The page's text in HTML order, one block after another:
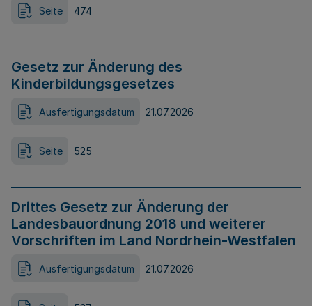
Seite 474
Gesetz zur Änderung des
Kinderbildungsgesetzes
Ausfertigungsdatum 21.07.2026
Seite 525
Drittes Gesetz zur Änderung der
Landesbauordnung 2018 und weiterer
Vorschriften im Land Nordrhein-Westfalen
Ausfertigungsdatum 21.07.2026